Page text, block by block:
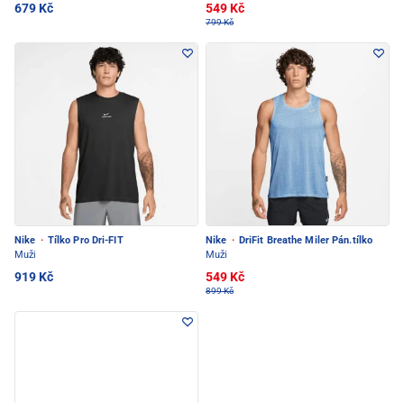
679 Kč 549 Kč
799 Kč
Nike · Tílko Pro Dri-FIT
Muži
919 Kč
Nike · DriFit Breathe Miler Pán.tílko
Muži
549 Kč
899 Kč